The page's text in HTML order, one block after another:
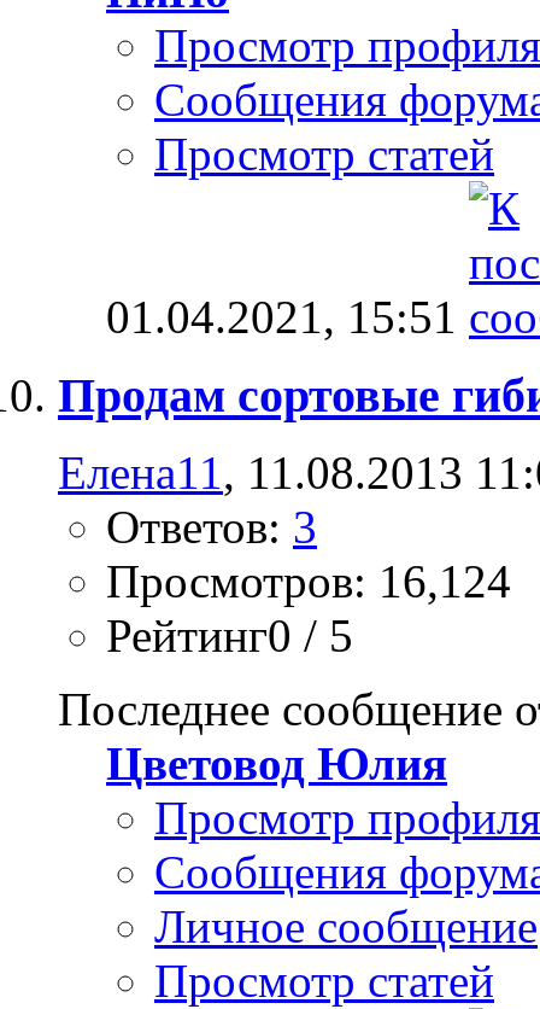
Просмотр профиля
Сообщения
Просмотр статей
01.04.2021, 15:51
Продам сортовые
Елена11, 11.08.2013
Ответов: 3
Просмотров: 16,124
Рейтинг0 / 5
Последнее сообщение
Цветовод Юлия
Просмотр профиля
Сообщения
Личное сообщение
Просмотр статей